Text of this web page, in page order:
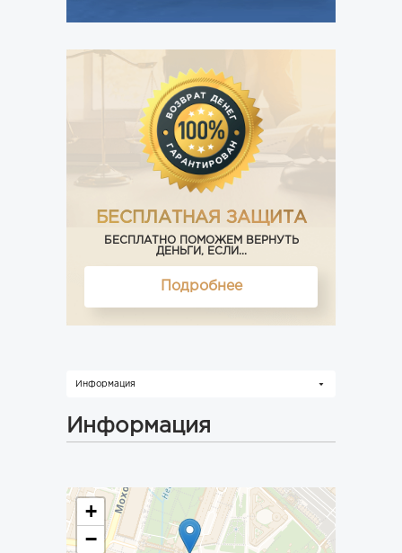
БЕСПЛАТНАЯ ЗАЩИТА
БЕСПЛАТНО ПОМОЖЕМ ВЕРНУТЬ
ДЕНЬГИ, ЕСЛИ...
Подробнее
Информация
Информация
+
−